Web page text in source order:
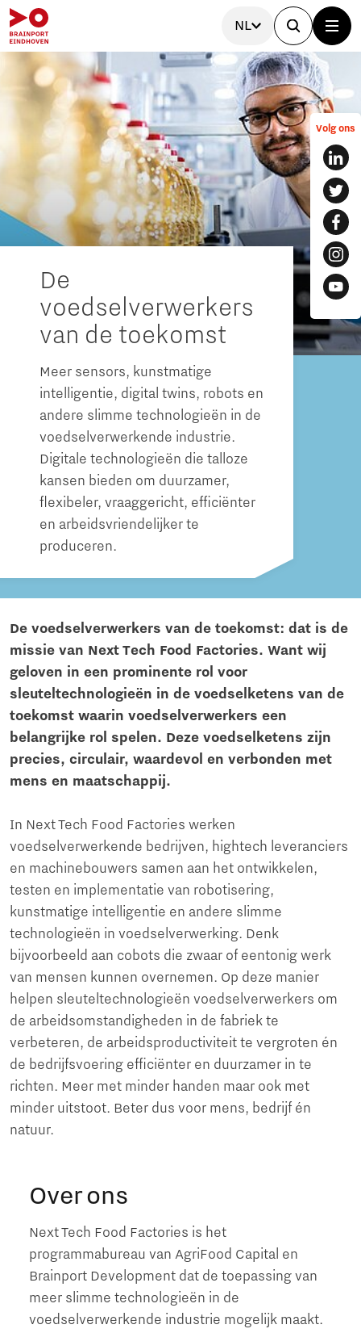
NL
Volg ons
De
voedselverwerkers
van de toekomst
Meer sensors, kunstmatige
intelligentie, digital twins, robots en
andere slimme technologieën in de
voedselverwerkende industrie.
Digitale technologieën die talloze
kansen bieden om duurzamer,
flexibeler, vraaggericht, efficiënter
en arbeidsvriendelijker te
produceren.
De voedselverwerkers van de toekomst: dat is de
missie van Next Tech Food Factories. Want wij
geloven in een prominente rol voor
sleuteltechnologieën in de voedselketens van de
toekomst waarin voedselverwerkers een
belangrijke rol spelen. Deze voedselketens zijn
precies, circulair, waardevol en verbonden met
mens en maatschappij.
In Next Tech Food Factories werken
voedselverwerkende bedrijven, hightech leveranciers
en machinebouwers samen aan het ontwikkelen,
testen en implementatie van robotisering,
kunstmatige intelligentie en andere slimme
technologieën in voedselverwerking. Denk
bijvoorbeeld aan cobots die zwaar of eentonig werk
van mensen kunnen overnemen. Op deze manier
helpen sleuteltechnologieën voedselverwerkers om
de arbeidsomstandigheden in de fabriek te
verbeteren, de arbeidsproductiviteit te vergroten én
de bedrijfsvoering efficiënter en duurzamer in te
richten. Meer met minder handen maar ook met
minder uitstoot. Beter dus voor mens, bedrijf én
natuur.
Over ons
Next Tech Food Factories is het
programmabureau van AgriFood Capital en
Brainport Development dat de toepassing van
meer slimme technologieën in de
voedselverwerkende industrie mogelijk maakt.